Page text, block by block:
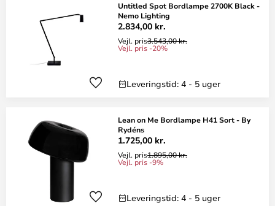
Untitled Spot Bordlampe 2700K Black -
Nemo Lighting
2.834,00 kr.
Vejl. pris3.543,00 kr.
Vejl. pris -20%
Leveringstid: 4 - 5 uger
Lean on Me Bordlampe H41 Sort - By
Rydéns
1.725,00 kr.
Vejl. pris1.895,00 kr.
Vejl. pris -9%
Leveringstid: 4 - 5 uger